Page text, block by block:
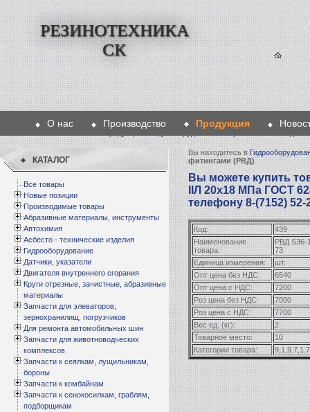
РЕЗИНОТЕХНИКА
СК
О нас Производство Продукция
КАТАЛОГ
Все товары
Новые позиции
Производимые товары
Абразивные материалы, инструменты
Автохимия
Асбесто - технические изделия
Гидрооборудование
Датчики, указатели
Двигателя внутреннего сгорания
Круги отрезные, зачистные, абразивные
материалы
Запчасти для элеваторов,
зернохранилищ, погрузчиков
Для ремонта автомобильных шин
Запчасти для животноводческих
комплексов
Запчасти к сеялкам, лущильникам,
бороны
Запчасти к комбайнам
Запчасти к сенокосилкам, граблям,
подборщикам
Вы находитесь в
фитингами (РВД)
Вы можете купить
IIЛ 20х18 МПа ГОСТ
телефону 8-(7152) 52-
Код:
439
Наименование
товара:
РВД S36-
73
Единица измерения:
шт.
Опт цена без НДС:
6540
Опт цена с НДС:
7200
Роз цена без НДС:
7000
Роз цена с НДС:
7700
Вес ед. (кг):
2
Товарное место:
10
Категории товара:
9,1,9.7,1.7